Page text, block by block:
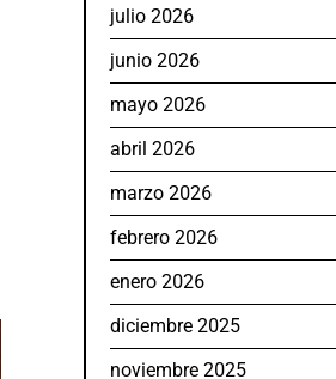
julio 2026
junio 2026
mayo 2026
abril 2026
marzo 2026
febrero 2026
enero 2026
diciembre 2025
noviembre 2025